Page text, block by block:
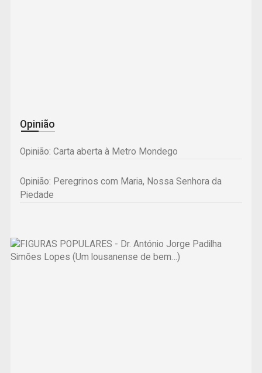
Opinião
Opinião: Carta aberta à Metro Mondego
Opinião: Peregrinos com Maria, Nossa Senhora da
Piedade